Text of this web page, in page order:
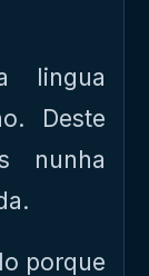
lingua
Deste
nunha
porque